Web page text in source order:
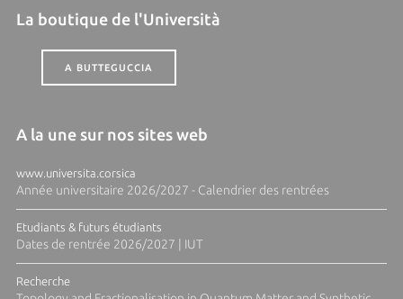
La boutique de l'Università
A BUTTEGUCCIA
A la une sur nos sites web
www.universita.corsica
Année universitaire 2026/2027 - Calendrier des rentrées
Etudiants & futurs étudiants
Dates de rentrée 2026/2027 | IUT
Recherche